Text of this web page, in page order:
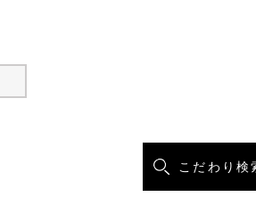
こだわり検